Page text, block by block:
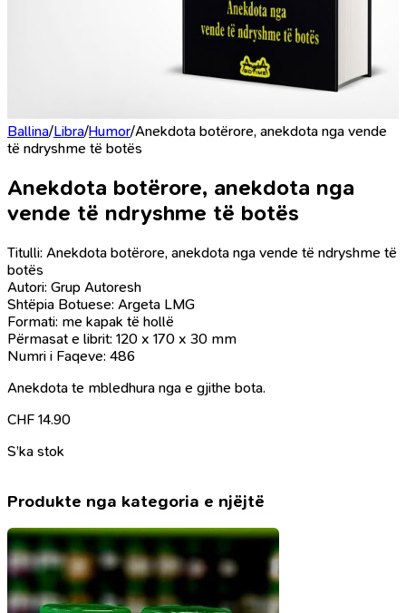
Ballina/Libra/Humor/Anekdota botërore, anekdota nga vende
të ndryshme të botës
Anekdota botërore, anekdota nga
vende të ndryshme të botës
Titulli: Anekdota botërore, anekdota nga vende të ndryshme të
botës
Autori: Grup Autoresh
Shtëpia Botuese: Argeta LMG
Formati: me kapak të hollë
Përmasat e librit: 120 x 170 x 30 mm
Numri i Faqeve: 486
Anekdota te mbledhura nga e gjithe bota.
CHF 14.90
S’ka stok
Produkte nga kategoria e njëjtë